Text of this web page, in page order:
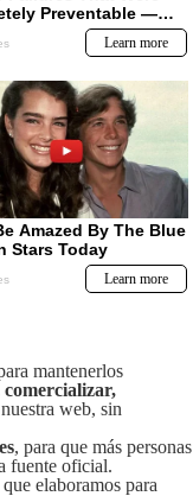
mantenerlos
web, sin
, para que más personas
fuente oficial.
que elaboramos para